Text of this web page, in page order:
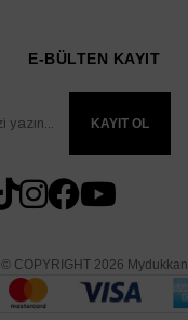
E-BÜLTEN KAYIT
KAYIT OL
© COPYRIGHT 2026 Mydukkan